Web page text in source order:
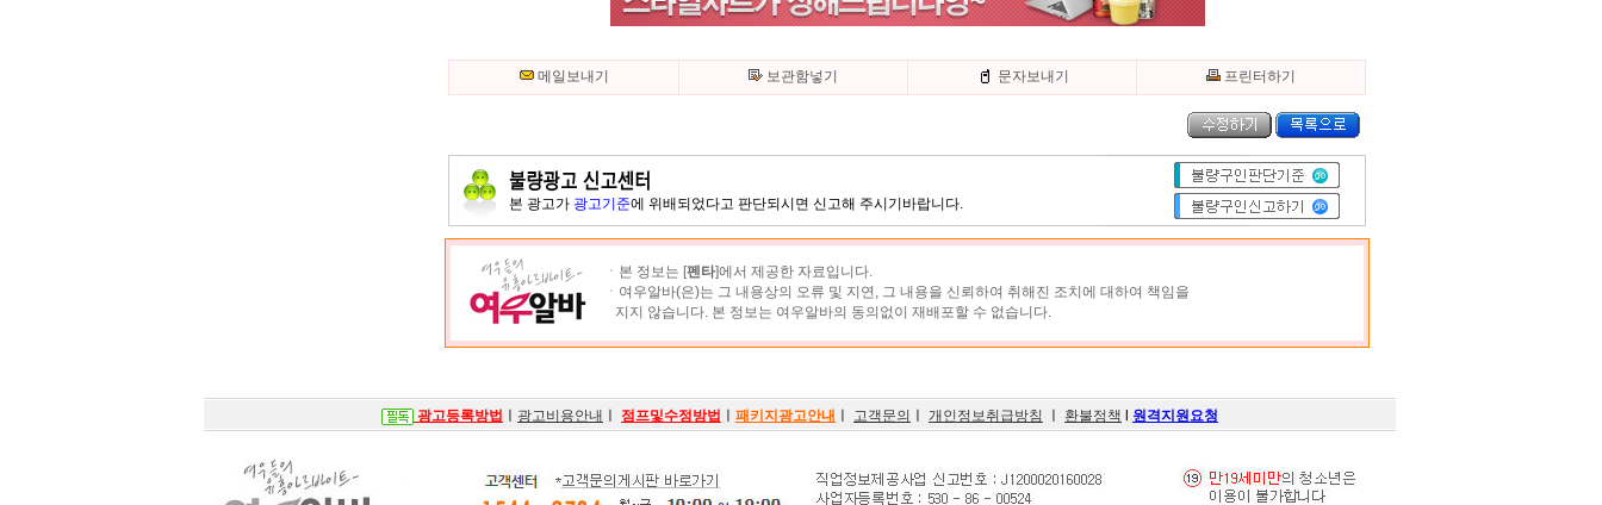
메일보내기 보관함넣기 문자보내기 프린터하기
본 광고가 광고기준에 위배되었다고 판단되시면 신고해 주시기바랍니다.
ㆍ본 정보는 [펜타]에서 제공한 자료입니다.
ㆍ여우알바(은)는 그 내용상의 오류 및 지연, 그 내용을 신뢰하여 취해진 조치에 대하여 책임을
지지 않습니다. 본 정보는 여우알바의 동의없이 재배포할 수 없습니다.
광고등록방법 광고비용안내 점프및수정방법 패키지광고안내 고객문의 개인정보취급방침 환불정책 원격지원요청